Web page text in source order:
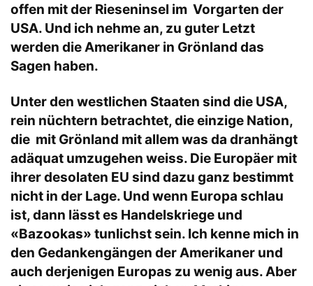
offen mit der Rieseninsel im Vorgarten der
USA. Und ich nehme an, zu guter Letzt
werden die Amerikaner in Grönland das
Sagen haben.
Unter den westlichen Staaten sind die USA,
rein nüchtern betrachtet, die einzige Nation,
die mit Grönland mit allem was da dranhängt
adäquat umzugehen weiss. Die Europäer mit
ihrer desolaten EU sind dazu ganz bestimmt
nicht in der Lage. Und wenn Europa schlau
ist, dann lässt es Handelskriege und
«Bazookas» tunlichst sein. Ich kenne mich in
den Gedankengängen der Amerikaner und
auch derjenigen Europas zu wenig aus. Aber